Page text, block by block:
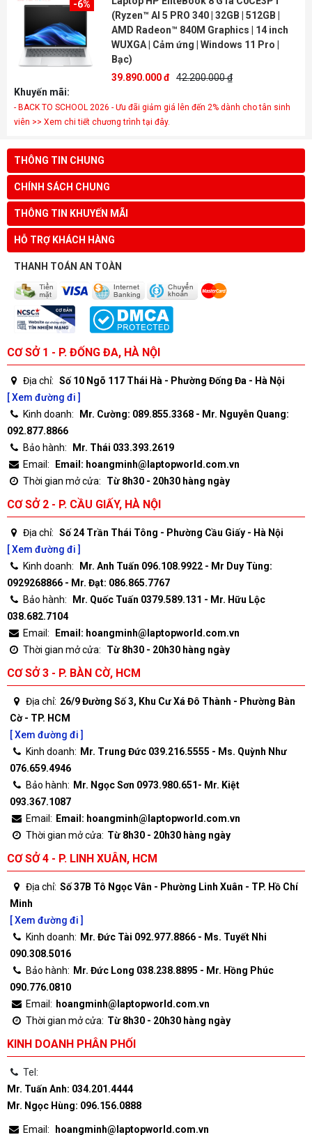
-6%
(Ryzen™ AI 5 PRO 340 | 32GB | 512GB |
AMD Radeon™ 840M Graphics | 14 inch
WUXGA | Cảm ứng | Windows 11 Pro |
Bạc)
39.890.000 đ 42.200.000 ₫
Khuyến mãi:
- BACK TO SCHOOL 2026 - Ưu đãi giảm giá lên đến 2% dành cho tân sinh
viên >> Xem chi tiết chương trình tại đây.
THÔNG TIN CHUNG
CHÍNH SÁCH CHUNG
THÔNG TIN KHUYẾN MÃI
HỖ TRỢ KHÁCH HÀNG
THANH TOÁN AN TOÀN
CƠ SỞ 1 - P. ĐỐNG ĐA, HÀ NỘI
Địa chỉ: Số 10 Ngõ 117 Thái Hà - Phường Đống Đa - Hà Nội
[ Xem đường đi ]
Kinh doanh:
Mr. Cường: 089.855.3368 - Mr. Nguyễn Quang:
092.877.8866
Bảo hành:
Mr. Thái 033.393.2619
Email:
Email: hoangminh@laptopworld.com.vn
Thời gian mở cửa:
Từ 8h30 - 20h30 hàng ngày
CƠ SỞ 2 - P. CẦU GIẤY, HÀ NỘI
Địa chỉ: Số 24 Trần Thái Tông - Phường Cầu Giấy - Hà Nội
[ Xem đường đi ]
Kinh doanh:
Mr. Anh Tuấn 096.108.9922 - Mr Duy Tùng:
0929268866 - Mr. Đạt: 086.865.7767
Bảo hành:
Mr. Quốc Tuấn 0379.589.131 - Mr. Hữu Lộc
038.682.7104
Email:
Email: hoangminh@laptopworld.com.vn
Thời gian mở cửa:
Từ 8h30 - 20h30 hàng ngày
CƠ SỞ 3 - P. BÀN CỜ, HCM
Địa chỉ: 26/9 Đường Số 3, Khu Cư Xá Đô Thành - Phường Bàn
Cờ - TP. HCM
[ Xem đường đi ]
Kinh doanh: Mr. Trung Đức 039.216.5555 - Ms. Quỳnh Như
076.659.4946
Bảo hành: Mr. Ngọc Sơn 0973.980.651- Mr. Kiệt
093.367.1087
Email: Email: hoangminh@laptopworld.com.vn
Thời gian mở cửa: Từ 8h30 - 20h30 hàng ngày
CƠ SỞ 4 - P. LINH XUÂN, HCM
Địa chỉ: Số 37B Tô Ngọc Vân - Phường Linh Xuân - TP. Hồ Chí
Minh
[ Xem đường đi ]
Kinh doanh: Mr. Đức Tài 092.977.8866 - Ms. Tuyết Nhi
090.308.5016
Bảo hành: Mr. Đức Long 038.238.8895 - Mr. Hồng Phúc
090.776.0810
Email: hoangminh@laptopworld.com.vn
Thời gian mở cửa: Từ 8h30 - 20h30 hàng ngày
KINH DOANH PHÂN PHỐI
Tel:
Mr. Tuấn Anh: 034.201.4444
Mr. Ngọc Hùng: 096.156.0888
Email: hoangminh@laptopworld.com.vn